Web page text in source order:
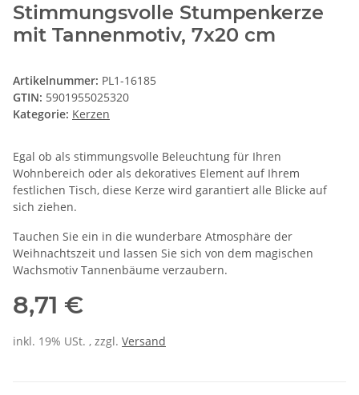
Stimmungsvolle Stumpenkerze
mit Tannenmotiv, 7x20 cm
Artikelnummer: PL1-16185
GTIN: 5901955025320
Kategorie: Kerzen
Egal ob als stimmungsvolle Beleuchtung für Ihren
Wohnbereich oder als dekoratives Element auf Ihrem
festlichen Tisch, diese Kerze wird garantiert alle Blicke auf
sich ziehen.
Tauchen Sie ein in die wunderbare Atmosphäre der
Weihnachtszeit und lassen Sie sich von dem magischen
Wachsmotiv Tannenbäume verzaubern.
8,71 €
inkl. 19% USt. , zzgl. Versand